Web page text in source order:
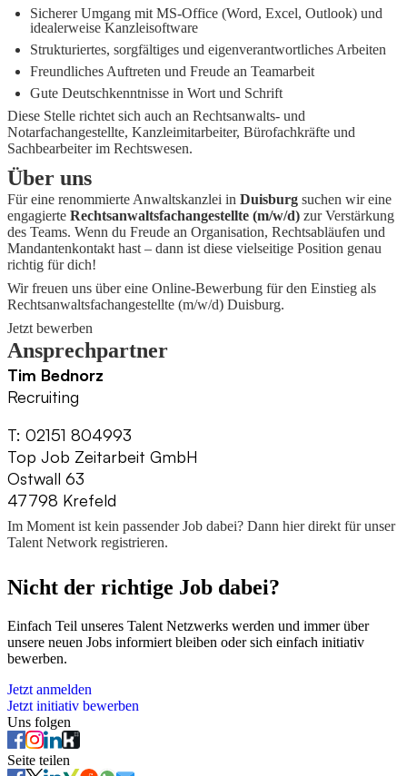
Sicherer Umgang mit MS-Office (Word, Excel, Outlook) und
idealerweise Kanzleisoftware
Strukturiertes, sorgfältiges und eigenverantwortliches Arbeiten
Freundliches Auftreten und Freude an Teamarbeit
Gute Deutschkenntnisse in Wort und Schrift
Diese Stelle richtet sich auch an Rechtsanwalts‑ und
Notarfachangestellte, Kanzleimitarbeiter, Bürofachkräfte und
Sachbearbeiter im Rechtswesen.
Über uns
Für eine renommierte Anwaltskanzlei in Duisburg suchen wir eine
engagierte Rechtsanwaltsfachangestellte (m/w/d) zur Verstärkung
des Teams. Wenn du Freude an Organisation, Rechtsabläufen und
Mandantenkontakt hast – dann ist diese vielseitige Position genau
richtig für dich!
Wir freuen uns über eine Online-Bewerbung für den Einstieg als
Rechtsanwaltsfachangestellte (m/w/d) Duisburg.
Jetzt bewerben
Ansprechpartner
Tim Bednorz
Recruiting
T: 02151 804993
Top Job Zeitarbeit GmbH
Ostwall 63
47798 Krefeld
Im Moment ist kein passender Job dabei? Dann hier direkt für unser
Talent Network registrieren.
Nicht der richtige Job dabei?
Einfach Teil unseres Talent Netzwerks werden und immer über
unsere neuen Jobs informiert bleiben oder sich einfach initiativ
bewerben.
Jetzt anmelden
Jetzt initiativ bewerben
Uns folgen
Seite teilen